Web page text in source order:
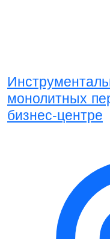
монолитных
бизнес-центре